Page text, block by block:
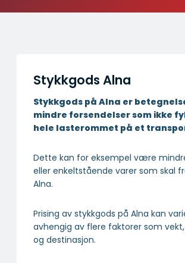
Stykkgods Alna
Stykkgods på Alna er
mindre forsendelser som ikke
hele lasterommet på et
Dette kan for eksempel være
eller enkeltstående varer som skal
Alna.
Prising av stykkgods på Alna kan
avhengig av flere faktorer som
og destinasjon.